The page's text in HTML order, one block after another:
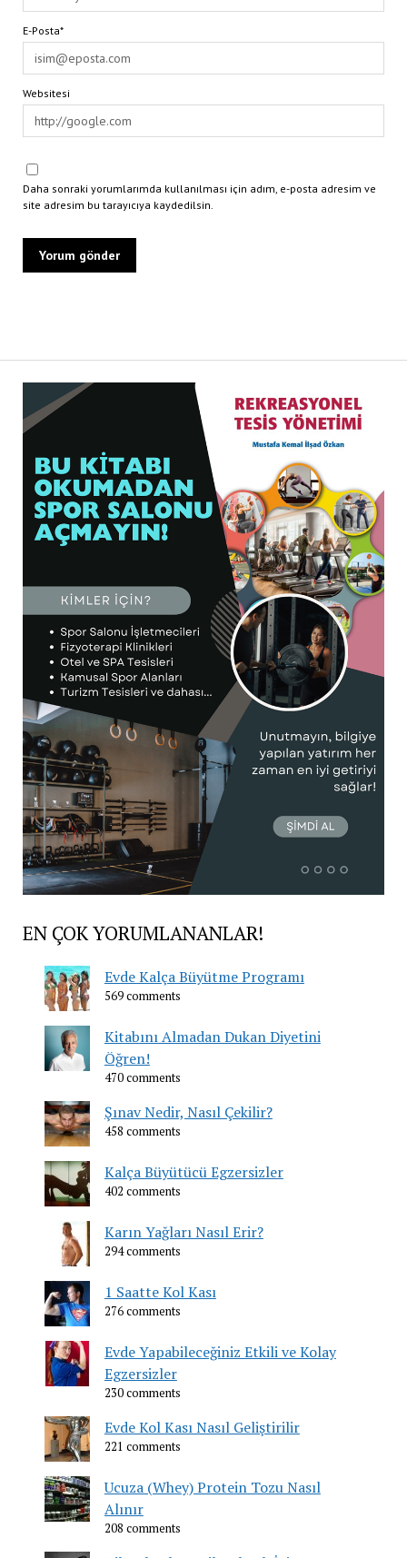
E-Posta*
Websitesi
Daha sonraki yorumlarımda kullanılması için adım, e-posta adresim ve
site adresim bu tarayıcıya kaydedilsin.
EN ÇOK YORUMLANANLAR!
Evde Kalça Büyütme Programı
569 comments
Kitabını Almadan Dukan Diyetini
Öğren!
470 comments
Şınav Nedir, Nasıl Çekilir?
458 comments
Kalça Büyütücü Egzersizler
402 comments
Karın Yağları Nasıl Erir?
294 comments
1 Saatte Kol Kası
276 comments
Evde Yapabileceğiniz Etkili ve Kolay
Egzersizler
230 comments
Evde Kol Kası Nasıl Geliştirilir
221 comments
Ucuza (Whey) Protein Tozu Nasıl
Alınır
208 comments